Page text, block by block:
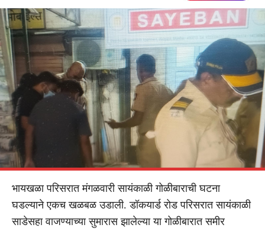
भायखळा परिसरात मंगळवारी सायंकाळी गोळीबाराची घटना
घडल्याने एकच खळबळ उडाली. डॉकयार्ड रोड परिसरात सायंकाळी
साडेसहा वाजण्याच्या सुमारास झालेल्या या गोळीबारात समीर